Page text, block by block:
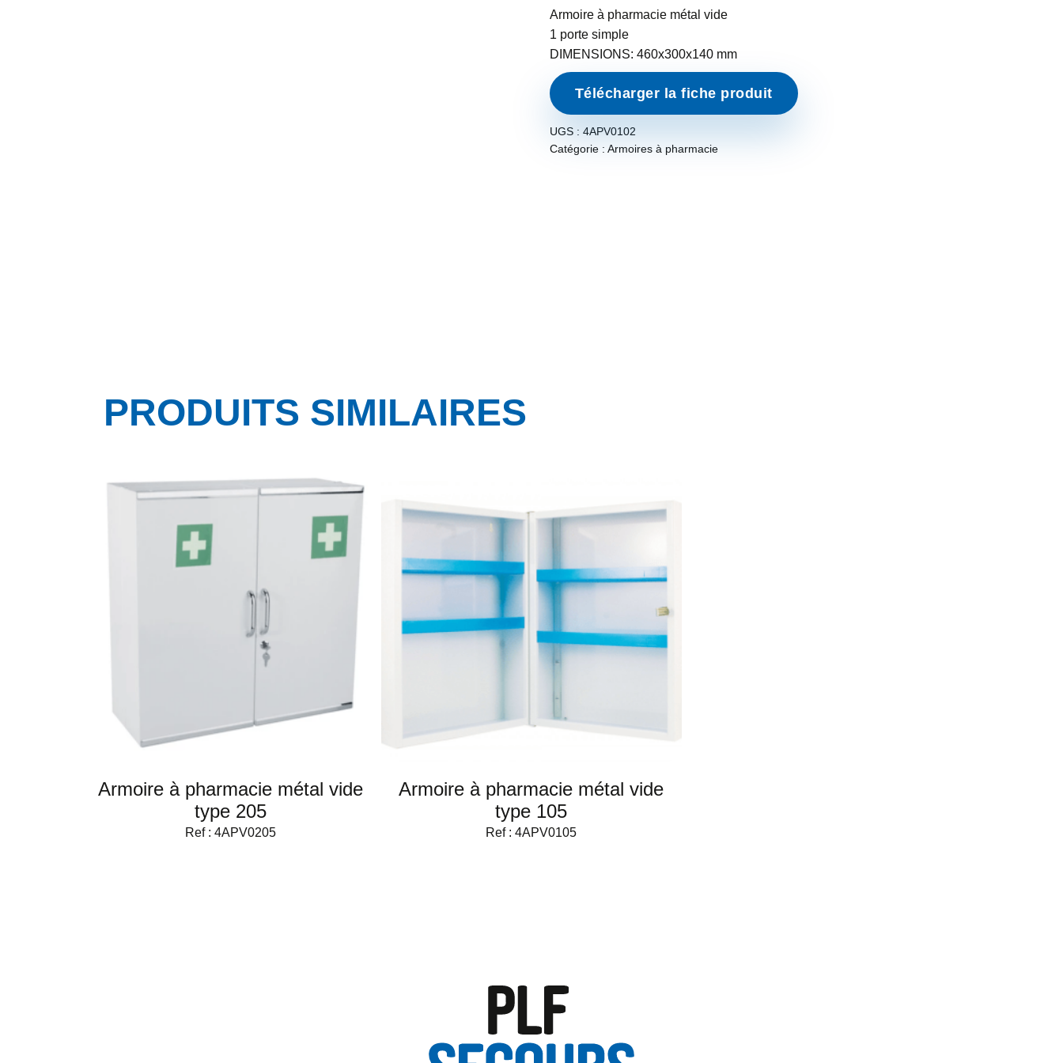
Armoire à pharmacie métal vide
1 porte simple
DIMENSIONS: 460x300x140 mm
Télécharger la fiche produit
UGS : 4APV0102
Catégorie : Armoires à pharmacie
PRODUITS SIMILAIRES
Armoire à pharmacie métal vide
type 205
Ref : 4APV0205
Armoire à pharmacie métal vide
type 105
Ref : 4APV0105